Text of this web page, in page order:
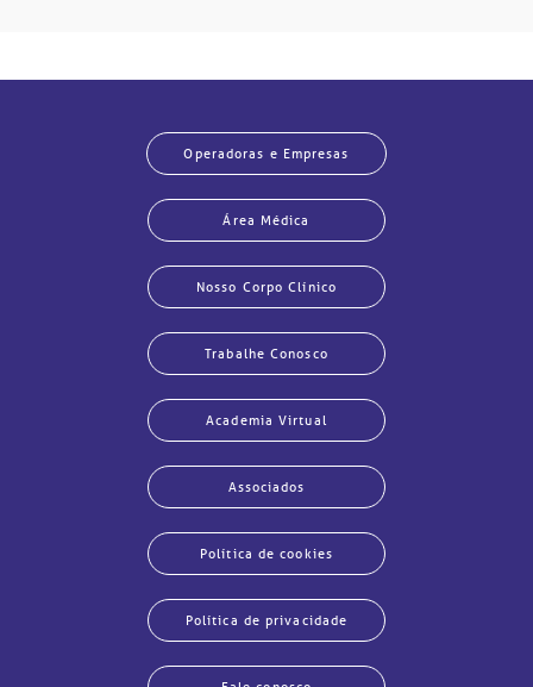
Operadoras e Empresas
Área Médica
Nosso Corpo Clínico
Trabalhe Conosco
Academia Virtual
Associados
Política de cookies
Política de privacidade